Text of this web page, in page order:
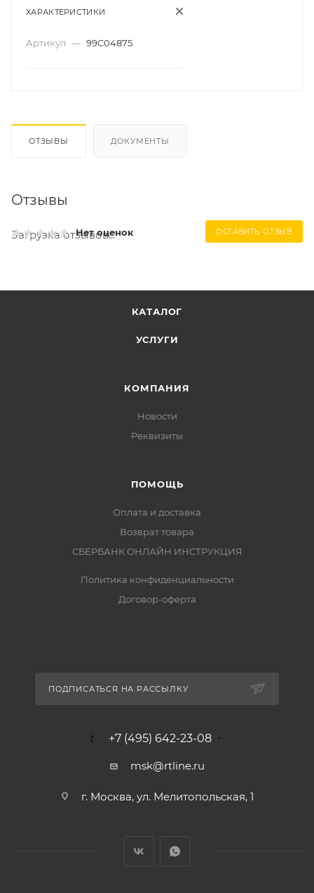
ХАРАКТЕРИСТИКИ
Артикул — 99C04875
ОТЗЫВЫ ДОКУМЕНТЫ
Отзывы
Нет оценок ОСТАВИТЬ ОТЗЫВ
Загрузка отзывов...
КАТАЛОГ
УСЛУГИ
КОМПАНИЯ
Новости
Реквизиты
ПОМОЩЬ
Оплата и доставка
Возврат товара
СБЕРБАНК ОНЛАЙН ИНСТРУКЦИЯ
Политика конфиденциальности
Договор-оферта
ПОДПИСАТЬСЯ НА РАССЫЛКУ
+7 (495) 642-23-08
msk@rtline.ru
г. Москва, ул. Мелитопольская, 1